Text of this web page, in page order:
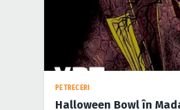
PETRECERI
Halloween Bowl în